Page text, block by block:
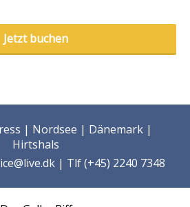
Jetzt buchen
| Nordsee | Dänemark |
Hirtshals
| Tlf (+45) 2240 7348